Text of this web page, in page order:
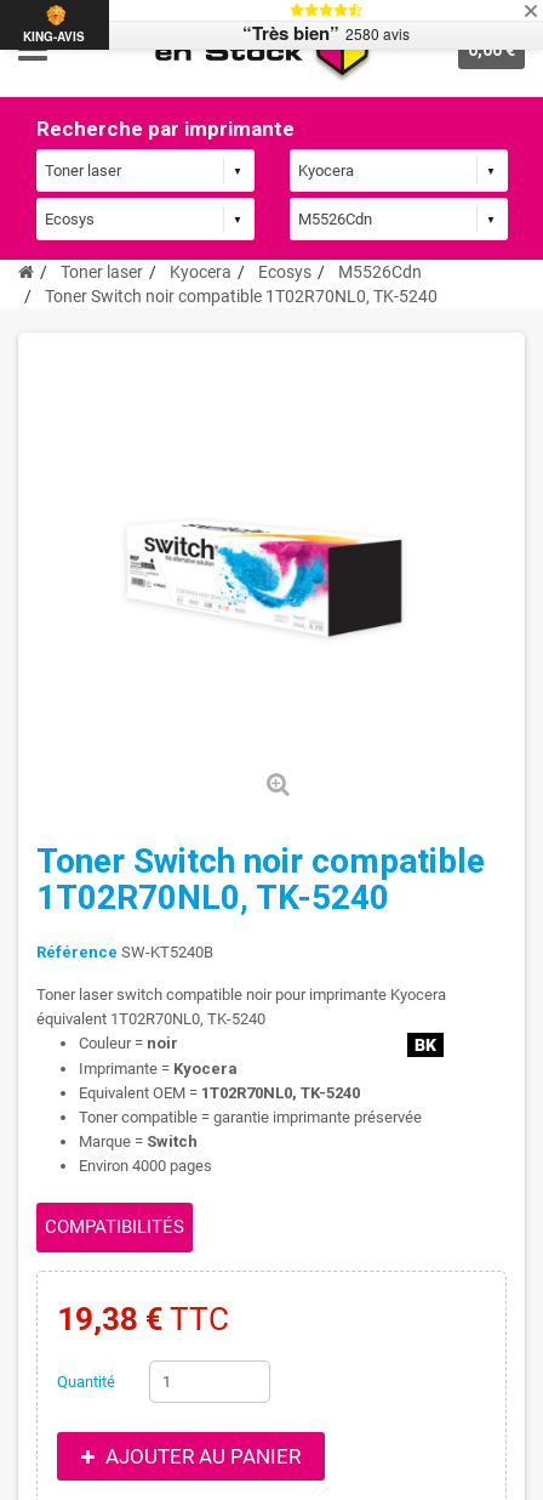
0,00 €
Recherche par imprimante
Toner laser Kyocera Ecosys
M5526Cdn
Toner Switch noir compatible 1T02R70NL0, TK-5240
Toner Switch noir compatible
1T02R70NL0, TK-5240
Référence SW-KT5240B
Toner laser switch compatible noir pour imprimante Kyocera
équivalent 1T02R70NL0, TK-5240
Couleur = noir
Imprimante = Kyocera
Equivalent OEM = 1T02R70NL0, TK-5240
Toner compatible = garantie imprimante préservée
Marque = Switch
Environ 4000 pages
COMPATIBILITÉS
19,38 € TTC
Quantité
AJOUTER AU PANIER
KING-AVIS “Très bien” 2580 avis